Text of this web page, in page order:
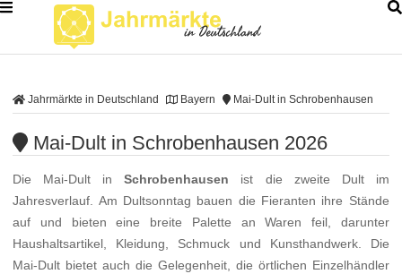
Jahrmärkte in Deutschland Bayern Mai-Dult in Schrobenhausen
Mai-Dult in Schrobenhausen 2026
Die Mai-Dult inSchrobenhausen ist die zweite Dult im
Jahresverlauf. Am Dultsonntag bauen die Fieranten ihre Stände
auf und bieten eine breite Palette an Waren feil, darunter
Haushaltsartikel, Kleidung, Schmuck und Kunsthandwerk. Die
Mai-Dult bietet auch die Gelegenheit, die örtlichen Einzelhändler